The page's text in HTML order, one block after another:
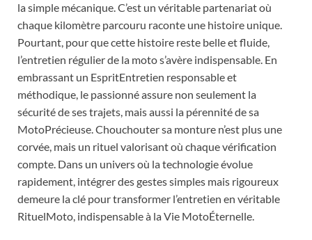
la simple mécanique. C’est un véritable partenariat où
chaque kilomètre parcouru raconte une histoire unique.
Pourtant, pour que cette histoire reste belle et fluide,
l’entretien régulier de la moto s’avère indispensable. En
embrassant un EspritEntretien responsable et
méthodique, le passionné assure non seulement la
sécurité de ses trajets, mais aussi la pérennité de sa
MotoPrécieuse. Chouchouter sa monture n’est plus une
corvée, mais un rituel valorisant où chaque vérification
compte. Dans un univers où la technologie évolue
rapidement, intégrer des gestes simples mais rigoureux
demeure la clé pour transformer l’entretien en véritable
RituelMoto, indispensable à la Vie MotoÉternelle.